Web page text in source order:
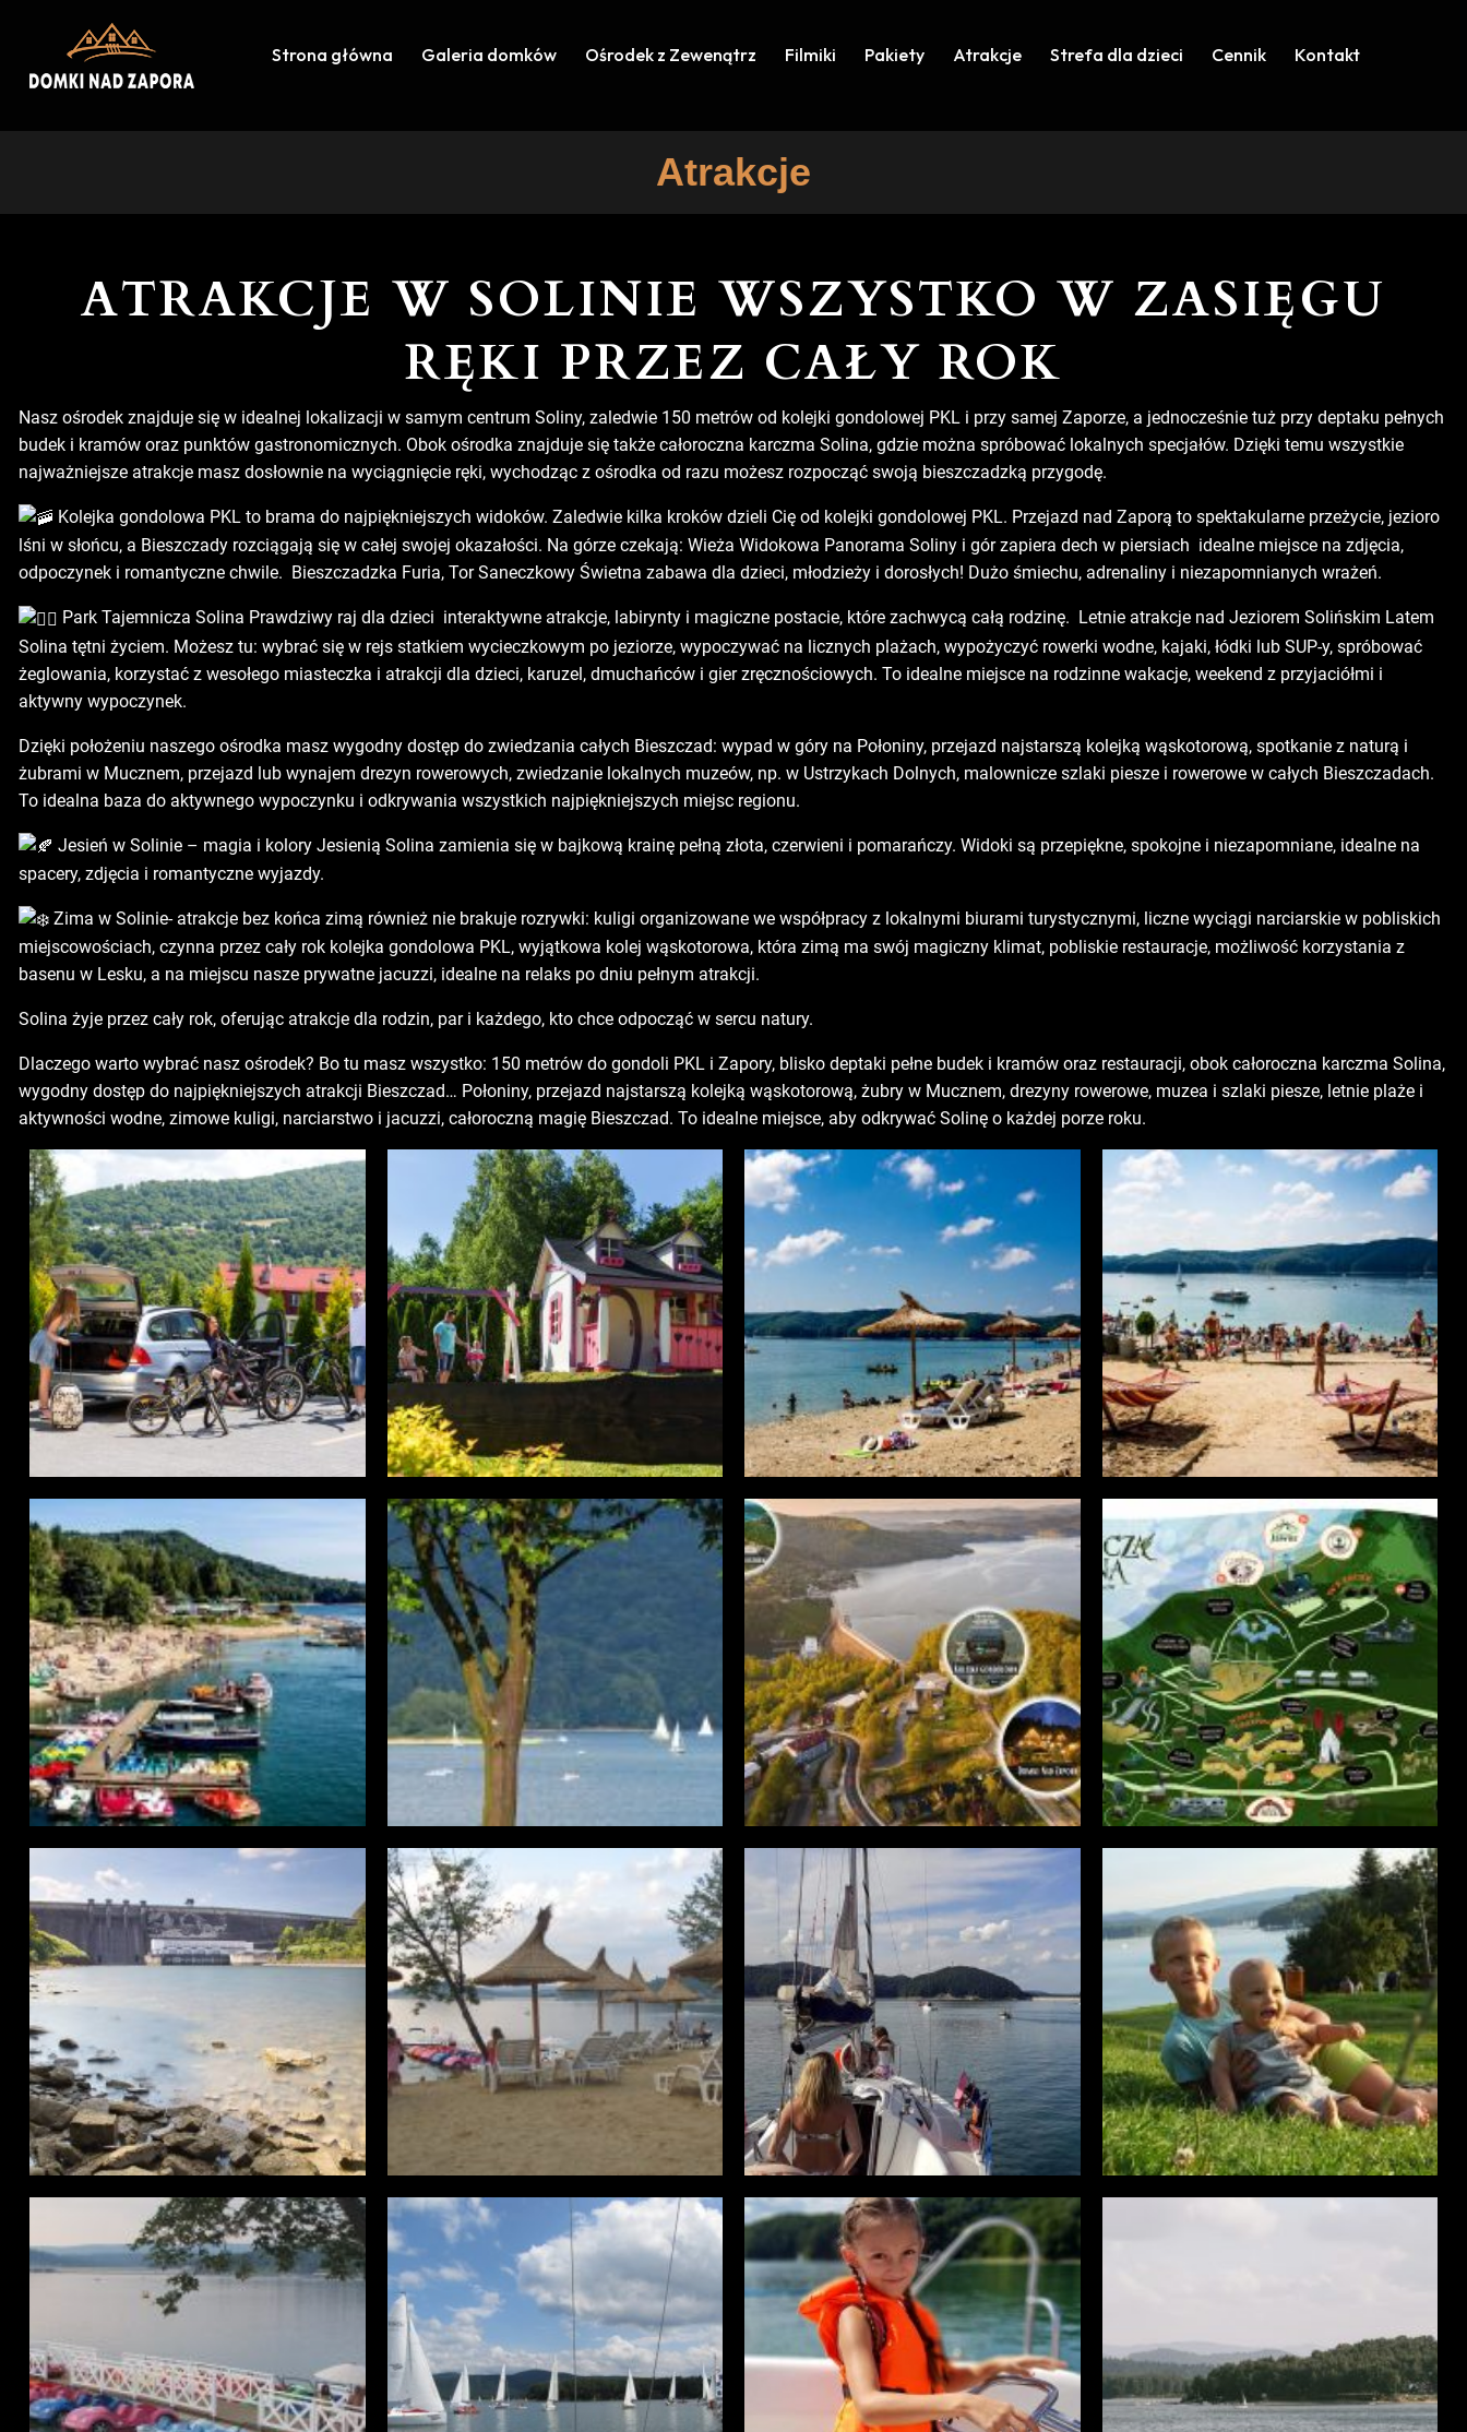
Strona główna Galeria domków Ośrodek z Zewenątrz Filmiki Pakiety Atrakcje Strefa dla dzieci Cennik Kontakt
Atrakcje
ATRAKCJE W SOLINIE WSZYSTKO W ZASIĘGU
RĘKI PRZEZ CAŁY ROK
Nasz ośrodek znajduje się w idealnej lokalizacji w samym centrum Soliny, zaledwie 150 metrów od kolejki gondolowej PKL i przy samej Zaporze, a jednocześnie tuż przy deptaku pełnych
budek i kramów oraz punktów gastronomicznych. Obok ośrodka znajduje się także całoroczna karczma Solina, gdzie można spróbować lokalnych specjałów. Dzięki temu wszystkie
najważniejsze atrakcje masz dosłownie na wyciągnięcie ręki, wychodząc z ośrodka od razu możesz rozpocząć swoją bieszczadzką przygodę.
Kolejka gondolowa PKL to brama do najpiękniejszych widoków. Zaledwie kilka kroków dzieli Cię od kolejki gondolowej PKL. Przejazd nad Zaporą to spektakularne przeżycie, jezioro
lśni w słońcu, a Bieszczady rozciągają się w całej swojej okazałości. Na górze czekają: Wieża Widokowa Panorama Soliny i gór zapiera dech w piersiach idealne miejsce na zdjęcia,
odpoczynek i romantyczne chwile. Bieszczadzka Furia, Tor Saneczkowy Świetna zabawa dla dzieci, młodzieży i dorosłych! Dużo śmiechu, adrenaliny i niezapomnianych wrażeń.
Park Tajemnicza Solina Prawdziwy raj dla dzieci interaktywne atrakcje, labirynty i magiczne postacie, które zachwycą całą rodzinę. Letnie atrakcje nad Jeziorem Solińskim Latem
Solina tętni życiem. Możesz tu: wybrać się w rejs statkiem wycieczkowym po jeziorze, wypoczywać na licznych plażach, wypożyczyć rowerki wodne, kajaki, łódki lub SUP-y, spróbować
żeglowania, korzystać z wesołego miasteczka i atrakcji dla dzieci, karuzel, dmuchańców i gier zręcznościowych. To idealne miejsce na rodzinne wakacje, weekend z przyjaciółmi i
aktywny wypoczynek.
Dzięki położeniu naszego ośrodka masz wygodny dostęp do zwiedzania całych Bieszczad: wypad w góry na Połoniny, przejazd najstarszą kolejką wąskotorową, spotkanie z naturą i
żubrami w Mucznem, przejazd lub wynajem drezyn rowerowych, zwiedzanie lokalnych muzeów, np. w Ustrzykach Dolnych, malownicze szlaki piesze i rowerowe w całych Bieszczadach.
To idealna baza do aktywnego wypoczynku i odkrywania wszystkich najpiękniejszych miejsc regionu.
Jesień w Solinie – magia i kolory Jesienią Solina zamienia się w bajkową krainę pełną złota, czerwieni i pomarańczy. Widoki są przepiękne, spokojne i niezapomniane, idealne na
spacery, zdjęcia i romantyczne wyjazdy.
Zima w Solinie- atrakcje bez końca zimą również nie brakuje rozrywki: kuligi organizowane we współpracy z lokalnymi biurami turystycznymi, liczne wyciągi narciarskie w pobliskich
miejscowościach, czynna przez cały rok kolejka gondolowa PKL, wyjątkowa kolej wąskotorowa, która zimą ma swój magiczny klimat, pobliskie restauracje, możliwość korzystania z
basenu w Lesku, a na miejscu nasze prywatne jacuzzi, idealne na relaks po dniu pełnym atrakcji.
Solina żyje przez cały rok, oferując atrakcje dla rodzin, par i każdego, kto chce odpocząć w sercu natury.
Dlaczego warto wybrać nasz ośrodek? Bo tu masz wszystko: 150 metrów do gondoli PKL i Zapory, blisko deptaki pełne budek i kramów oraz restauracji, obok całoroczna karczma Solina,
wygodny dostęp do najpiękniejszych atrakcji Bieszczad… Połoniny, przejazd najstarszą kolejką wąskotorową, żubry w Mucznem, drezyny rowerowe, muzea i szlaki piesze, letnie plaże i
aktywności wodne, zimowe kuligi, narciarstwo i jacuzzi, całoroczną magię Bieszczad. To idealne miejsce, aby odkrywać Solinę o każdej porze roku.